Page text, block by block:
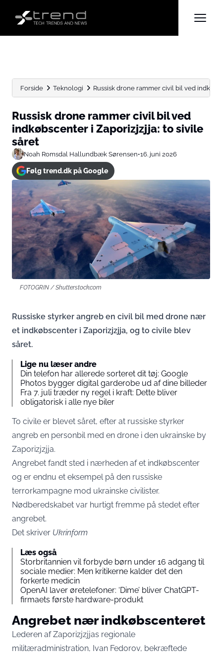
Forside Teknologi Russisk drone rammer civil bil ved
Russisk drone rammer civil bil ved
indkøbscenter i Zaporizjzjja: to sivile
såret
Noah Romsdal Hallundbæk Sørensen•16. juni 2026
Følg trend.dk på Google
FOTOGRIN / Shutterstock.com
Russiske styrker angreb en civil bil med drone nær
et indkøbscenter i Zaporizjzjja, og to civile blev
såret.
Lige nu læser andre
Din telefon har allerede sorteret dit tøj: Google
Photos bygger digital garderobe ud af dine billeder
Fra 7. juli træder ny regel i kraft: Dette bliver
obligatorisk i alle nye biler
To civile er blevet såret, efter at russiske styrker
angreb en personbil med en drone i den ukrainske by
Zaporizjzjja.
Angrebet fandt sted i nærheden af et indkøbscenter
og er endnu et eksempel på den russiske
terrorkampagne mod ukrainske civilister.
Nødberedskabet var hurtigt fremme på stedet efter
angrebet.
Det skriver Ukrinform
Læs også
Storbritannien vil forbyde børn under 16 adgang til
sociale medier: Men kritikerne kalder det den
forkerte medicin
OpenAI laver øretelefoner: ‘Dime’ bliver ChatGPT-
firmaets første hardware-produkt
Angrebet nær indkøbscenteret
Lederen af Zaporizjzjjas regionale
militæradministration, Ivan Fedorov, bekræftede